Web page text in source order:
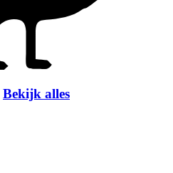
Bekijk alles